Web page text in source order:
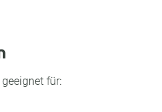
für: